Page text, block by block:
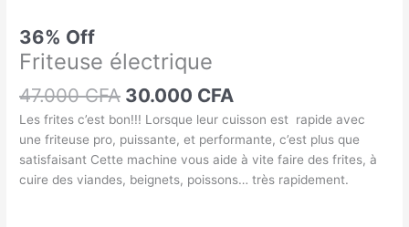
36% Off
Friteuse électrique
47.000CFA 30.000 CFA
Les frites c’est bon!!! Lorsque leur cuisson est rapide avec
une friteuse pro, puissante, et performante, c’est plus que
satisfaisant Cette machine vous aide à vite faire des frites, à
cuire des viandes, beignets, poissons… très rapidement.